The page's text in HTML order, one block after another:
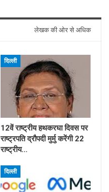
लेखक की ओर से अधिक
दिल्ली
12वें राष्ट्रीय हथकरघा दिवस पर
राष्ट्रपति द्रौपदी मुर्मु करेंगी 22
राष्ट्रीय…
दिल्ली